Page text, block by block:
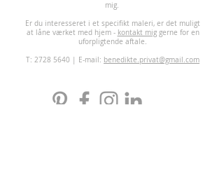
mig.
Er du interesseret i et specifikt maleri, er det muligt
at låne værket med hjem - kontakt miggerne for en
uforpligtende aftale.
T: 2728 5640 | E-mail: benedikte.privat@gmail.com